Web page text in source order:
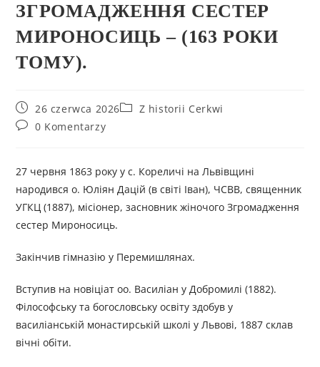
ЗГРОМАДЖЕННЯ СЕСТЕР
МИРОНОСИЦЬ – (163 РОКИ
ТОМУ).
26 czerwca 2026
Z historii Cerkwi
0 Komentarzy
27 червня 1863 року у с. Кореличі на Львівщині
народився о. Юліян Дацій (в світі Іван), ЧСВВ, священник
УГКЦ (1887), місіонер, засновник жіночого Згромадження
сестер Мироносиць.
Закінчив гімназію у Перемишлянах.
Вступив на новіціат оо. Василіан у Добромилі (1882).
Філософську та богословську освіту здобув у
василіанській монастирській школі у Львові, 1887 склав
вічні обіти.